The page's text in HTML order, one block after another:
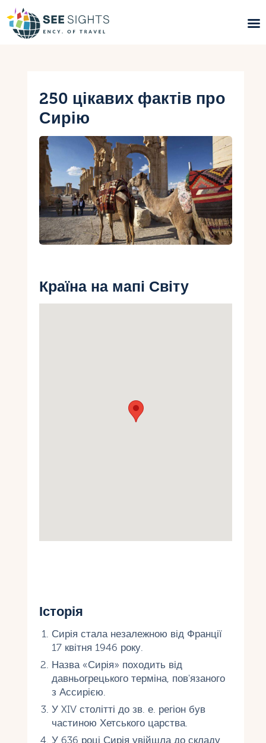
Гарячі тури
Типи Турів
Країни
Інфо
Блог
Контакти
250 цікавих фактів про
Сирію
Країна на мапі Світу
Історія
Сирія стала незалежною від Франції
17 квітня 1946 року.
Назва «Сирія» походить від
давньогрецького терміна, пов'язаного
з Ассирією.
У XIV столітті до зв. е. регіон був
частиною Хетського царства.
У 636 році Сирія увійшла до складу